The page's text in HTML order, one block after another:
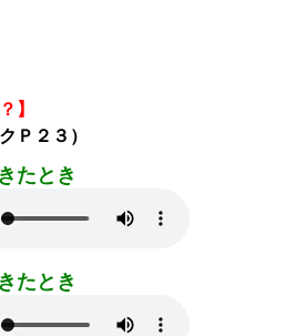
】
Ｐ２３）
たとき
たとき